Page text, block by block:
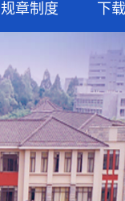
规章制度 下